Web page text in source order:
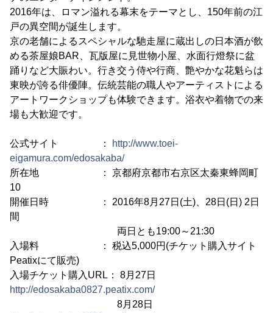
2016年は、ロマン溢れる幕末をテーマとし、150年前の江
戸の異空間が誕生します。
京の老舗によるスペシャルな馳走屋に蔵出しの日本酒が飲
める茶屋娘BAR、瓦版屋に見世物小屋、水面行燈祭に盆
踊りなど大賑わい。行き交う侍や行商、艶やかな花魁らは
東映が誇る俳優陣。伝統芸能の職人やアーティストによる
アートワークショップも体験できます。浴衣や着物での来
場も大歓迎です。
公式サイト ：
http://www.toei-
eigamura.com/edosakaba/
所在地 ： 京都府京都市右京区太秦東蜂岡町
10
開催日時 ： 2016年8月27日(土)、28日(日) 2日
間
両日とも19:00～21:30
入場料 ： 税込5,000円(チケット購入サイト
Peatixにて販売)
入場チケット購入URL： 8月27日
http://edosakaba0827.peatix.com/
8月28日